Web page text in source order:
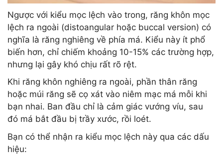
Ngược với kiểu mọc lệch vào trong, răng khôn mọc
lệch ra ngoài (distoangular hoặc buccal version) có
nghĩa là răng nghiêng về phía má. Kiểu này ít phổ
biến hơn, chỉ chiếm khoảng 10-15% các trường hợp,
nhưng lại gây khó chịu rất rõ rệt.
Khi răng khôn nghiêng ra ngoài, phần thân răng
hoặc múi răng sẽ cọ xát vào niêm mạc má mỗi khi
bạn nhai. Ban đầu chỉ là cảm giác vướng víu, sau
đó má bắt đầu bị trầy xước, rồi loét.
Bạn có thể nhận ra kiểu mọc lệch này qua các dấu
hiệu: